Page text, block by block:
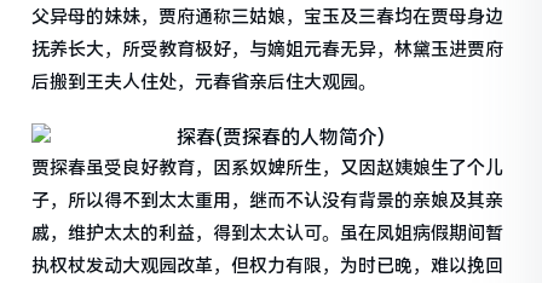
父异母的妹妹，贾府通称三姑娘，宝玉及三春均在贾母身边
抚养长大，所受教育极好，与嫡姐元春无异，林黛玉进贾府
后搬到王夫人住处，元春省亲后住大观园。
贾探春虽受良好教育，因系奴婢所生，又因赵姨娘生了个儿
子，所以得不到太太重用，继而不认没有背景的亲娘及其亲
戚，维护太太的利益，得到太太认可。虽在凤姐病假期间暂
执权杖发动大观园改革，但权力有限，为时已晚，难以挽回